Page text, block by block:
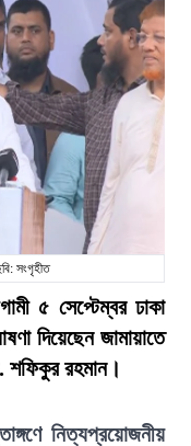
সংগৃহীত
৫ সেপ্টেম্বর ঢাকা
দিয়েছেন জামায়াতে
শফিকুর রহমান।
নিত্যপ্রয়োজনীয়